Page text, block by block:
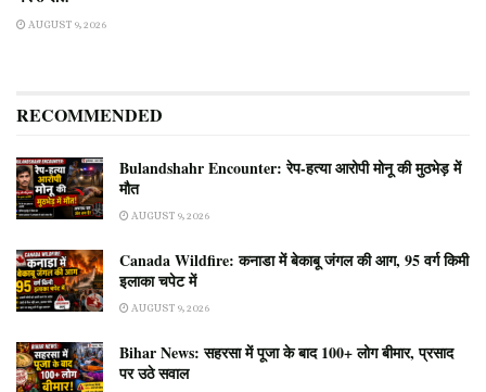
AUGUST 9, 2026
RECOMMENDED
Bulandshahr Encounter: रेप-हत्या आरोपी मोनू की मुठभेड़ में
मौत
AUGUST 9, 2026
Canada Wildfire: कनाडा में बेकाबू जंगल की आग, 95 वर्ग किमी
इलाका चपेट में
AUGUST 9, 2026
Bihar News: सहरसा में पूजा के बाद 100+ लोग बीमार, प्रसाद
पर उठे सवाल